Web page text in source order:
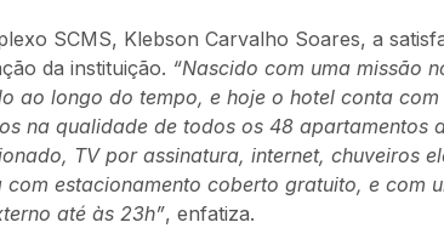
SCMS, Klebson Carvalho Soares, a
da instituição. “Nascido com uma missão
ao longo do tempo, e hoje o hotel conta
na qualidade de todos os 48 apartamentos
TV por assinatura, internet, chuveiros
estacionamento coberto gratuito, e com
até às 23h”, enfatiza.